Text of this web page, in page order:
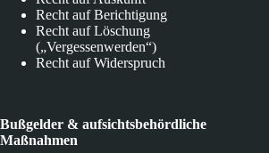
Recht auf Berichtigung
Recht auf Löschung
(„Vergessenwerden“)
Recht auf Widerspruch
Bußgelder & aufsichtsbehördliche
Maßnahmen